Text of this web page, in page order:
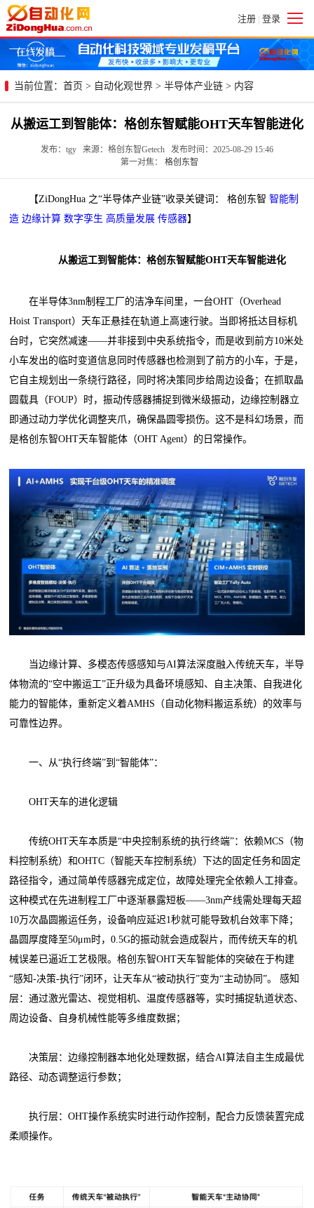
注册 | 登录
当前位置： 首页 > 自动化观世界 > 半导体产业链 > 内容
从搬运工到智能体：格创东智赋能OHT天车智能进化
发布：tgy 来源：格创东智Getech 发布时间：2025-08-29 15:46
第一对焦： 格创东智
【ZiDongHua 之“半导体产业链”收录关键词： 格创东智智能制
造 边缘计算 数字孪生 高质量发展 传感器】
从搬运工到智能体：格创东智赋能OHT天车智能进化
在半导体3nm制程工厂的洁净车间里，一台OHT（Overhead
Hoist Transport）天车正悬挂在轨道上高速行驶。当即将抵达目标机
台时，它突然减速——并非接到中央系统指令，而是收到前方10米处
小车发出的临时变道信息同时传感器也检测到了前方的小车，于是，
它自主规划出一条绕行路径，同时将决策同步给周边设备；在抓取晶
圆载具（FOUP）时，振动传感器捕捉到微米级振动，边缘控制器立
即通过动力学优化调整夹爪，确保晶圆零损伤。这不是科幻场景，而
是格创东智OHT天车智能体（OHT Agent）的日常操作。
当边缘计算、多模态传感感知与AI算法深度融入传统天车，半导
体物流的“空中搬运工”正升级为具备环境感知、自主决策、自我进化
能力的智能体，重新定义着AMHS（自动化物料搬运系统）的效率与
可靠性边界。
一、从“执行终端”到“智能体”：
OHT天车的进化逻辑
传统OHT天车本质是“中央控制系统的执行终端”：依赖MCS（物
料控制系统）和OHTC（智能天车控制系统）下达的固定任务和固定
路径指令，通过简单传感器完成定位，故障处理完全依赖人工排查。
这种模式在先进制程工厂中逐渐暴露短板——3nm产线需处理每天超
10万次晶圆搬运任务，设备响应延迟1秒就可能导致机台效率下降；
晶圆厚度降至50μm时，0.5G的振动就会造成裂片，而传统天车的机
械误差已逼近工艺极限。格创东智OHT天车智能体的突破在于构建
“感知-决策-执行”闭环，让天车从“被动执行”变为“主动协同”。 感知
层：通过激光雷达、视觉相机、温度传感器等，实时捕捉轨道状态、
周边设备、自身机械性能等多维度数据；
决策层：边缘控制器本地化处理数据，结合AI算法自主生成最优
路径、动态调整运行参数；
执行层：OHT操作系统实时进行动作控制，配合力反馈装置完成
柔顺操作。